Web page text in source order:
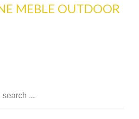
MEBLE OUTDOOR